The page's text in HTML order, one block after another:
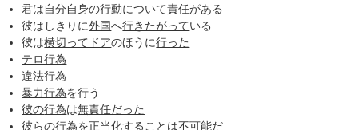
君は自分自身の行動について責任がある
彼はしきりに外国へ行き たがっている
彼は横切って ドアのほうに行った
テロ行為
違法行為
暴力行為を行う
彼の行為は無責任だった
彼らの行為を正当化する ことは不可能だ